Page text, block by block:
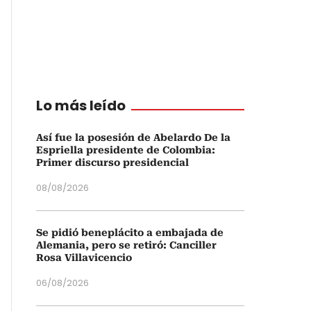
Lo más leído
Así fue la posesión de Abelardo De la
Espriella presidente de Colombia:
Primer discurso presidencial
08/08/2026
Se pidió beneplácito a embajada de
Alemania, pero se retiró: Canciller
Rosa Villavicencio
06/08/2026